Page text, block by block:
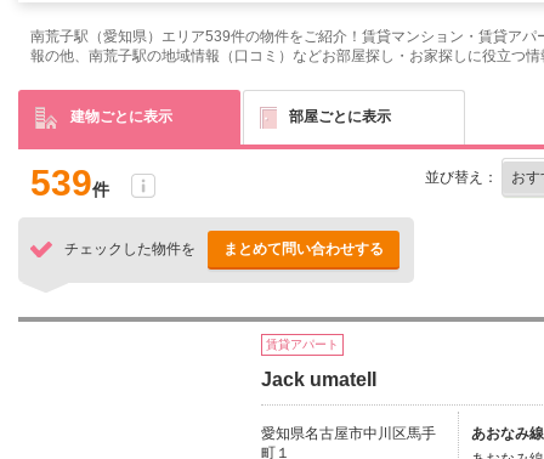
南荒子駅（愛知県）エリア539件の物件をご紹介！賃貸マンション・賃貸ア
報の他、南荒子駅の地域情報（口コミ）などお部屋探し・お家探しに役立つ
建物ごとに表示 部屋ごとに表示
539件
並び替え：
チェックした物件を まとめて問い合わせする
賃貸アパート
Jack umateII
愛知県名古屋市中川区馬手
町１
あおなみ